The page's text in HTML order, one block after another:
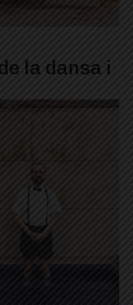
la dansa i